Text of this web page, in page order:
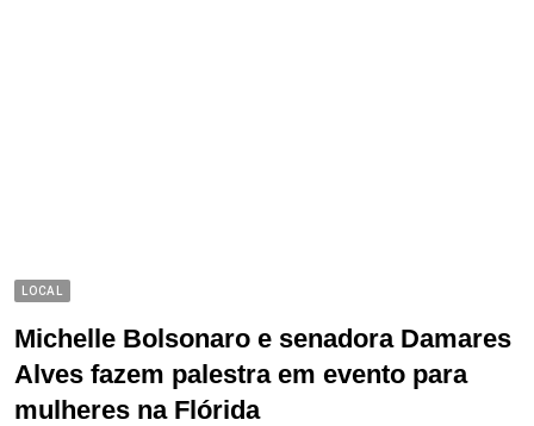
LOCAL
Michelle Bolsonaro e senadora Damares
Alves fazem palestra em evento para
mulheres na Flórida